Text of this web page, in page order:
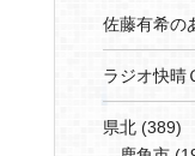
佐藤有希の
ラジオ快晴
県北 (389)